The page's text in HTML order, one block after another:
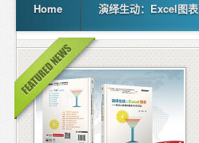
Home 演绎生动：Excel图表